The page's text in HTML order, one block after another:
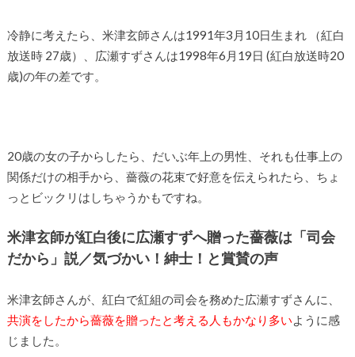
冷静に考えたら、米津玄師さんは1991年3月10日生まれ （紅白
放送時 27歳）、広瀬すずさんは1998年6月19日 (紅白放送時20
歳)の年の差です。
20歳の女の子からしたら、だいぶ年上の男性、それも仕事上の
関係だけの相手から、薔薇の花束で好意を伝えられたら、ちょ
っとビックリはしちゃうかもですね。
米津玄師が紅白後に広瀬すずへ贈った薔薇は「司会
だから」説／気づかい！紳士！と賞賛の声
米津玄師さんが、紅白で紅組の司会を務めた広瀬すずさんに、
共演をしたから薔薇を贈ったと考える人もかなり多いように感
じました。